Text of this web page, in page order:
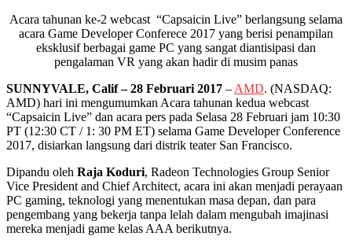
Acara tahunan ke-2 webcast “Capsaicin Live” berlangsung selama
acara Game Developer Conferece 2017 yang berisi penampilan
eksklusif berbagai game PC yang sangat diantisipasi dan
pengalaman VR yang akan hadir di musim panas
SUNNYVALE, Calif – 28 Februari 2017 – AMD. (NASDAQ:
AMD) hari ini mengumumkan Acara tahunan kedua webcast
“Capsaicin Live” dan acara pers pada Selasa 28 Februari jam 10:30
PT (12:30 CT / 1: 30 PM ET) selama Game Developer Conference
2017, disiarkan langsung dari distrik teater San Francisco.
Dipandu oleh Raja Koduri, Radeon Technologies Group Senior
Vice President and Chief Architect, acara ini akan menjadi perayaan
PC gaming, teknologi yang menentukan masa depan, dan para
pengembang yang bekerja tanpa lelah dalam mengubah imajinasi
mereka menjadi game kelas AAA berikutnya.